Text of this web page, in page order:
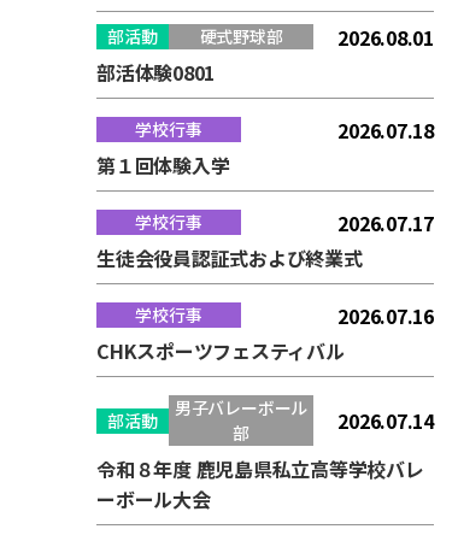
部活動 硬式野球部
2026.08.01
部活体験0801
学校行事
2026.07.18
第１回体験入学
学校行事
2026.07.17
生徒会役員認証式および終業式
学校行事
2026.07.16
CHKスポーツフェスティバル
部活動
男子バレーボール
部
2026.07.14
令和８年度 鹿児島県私立高等学校バレ
ーボール大会